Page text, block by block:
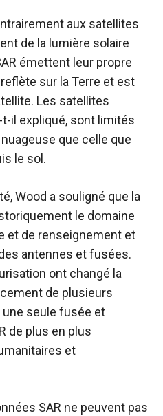
aux satellites
de la lumière solaire
émettent leur propre
sur la Terre et est
Les satellites
il expliqué, sont limités
que celle que
le sol.
Wood a souligné que la
le domaine
et de renseignement et
antennes et fusées.
ont changé la
de plusieurs
seule fusée et
de plus en plus
et
SAR ne peuvent pas